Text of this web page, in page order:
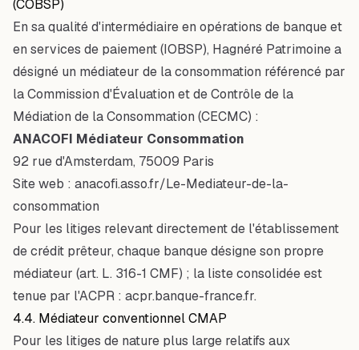
(COBSP)
En sa qualité d'intermédiaire en opérations de banque et
en services de paiement (IOBSP), Hagnéré Patrimoine a
désigné un médiateur de la consommation référencé par
la Commission d'Évaluation et de Contrôle de la
Médiation de la Consommation (CECMC) :
ANACOFI Médiateur Consommation
92 rue d'Amsterdam, 75009 Paris
Site web : anacofi.asso.fr/Le-Mediateur-de-la-
consommation
Pour les litiges relevant directement de l'établissement
de crédit prêteur, chaque banque désigne son propre
médiateur (art. L. 316-1 CMF) ; la liste consolidée est
tenue par l'ACPR : acpr.banque-france.fr.
4.4. Médiateur conventionnel CMAP
Pour les litiges de nature plus large relatifs aux